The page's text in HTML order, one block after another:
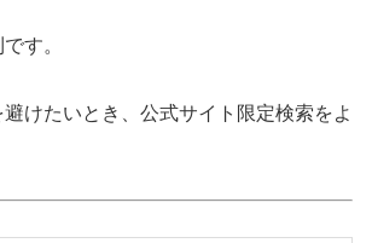
す。
けたいとき、公式サイト限定検索をよ